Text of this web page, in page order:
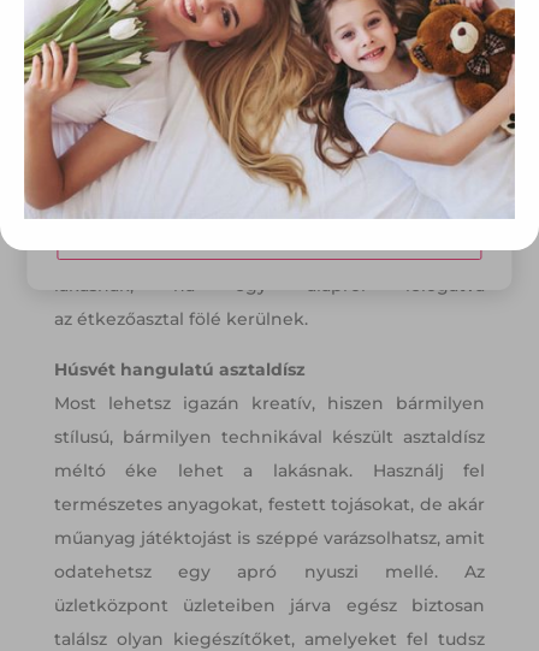
Virágos virágcsillár, vagy függődísz
Tedd különlegessé húsvéti lakberendezésed
ebben az évben egy friss virágokból készített
csillárral. A vágott virágok és a zöld növények
kedves és üde hangulatot kölcsönöznek a
lakásnak, ha egy alapról lelógatva
az étkezőasztal fölé kerülnek.
Húsvét hangulatú asztaldísz
Most lehetsz igazán kreatív, hiszen bármilyen
stílusú, bármilyen technikával készült asztaldísz
méltó éke lehet a lakásnak. Használj fel
természetes anyagokat, festett tojásokat, de akár
műanyag játéktojást is széppé varázsolhatsz, amit
odatehetsz egy apró nyuszi mellé. Az
üzletközpont üzleteiben járva egész biztosan
találsz olyan kiegészítőket, amelyeket fel tudsz
weblapoknak, melyek az Európai Unió országain belül
működnek, a „sütik" használatához, és ezeknek a
felhasználó számítógépén vagy egyéb eszközén történő
tárolásához a felhasználók hozzájárulását kell kérniük.
Elfogadom
Módosítom a beállításokat